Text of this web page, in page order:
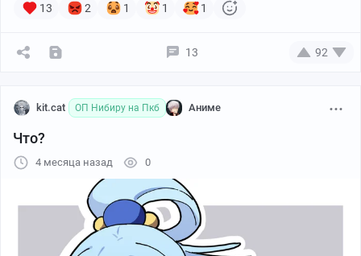
у автора там манга со своим ау, которую никто не переводит
13 2 1 1 1
13 92
kit.cat ОП Нибиру на Пкб Аниме
Что?
4 месяца назад 0